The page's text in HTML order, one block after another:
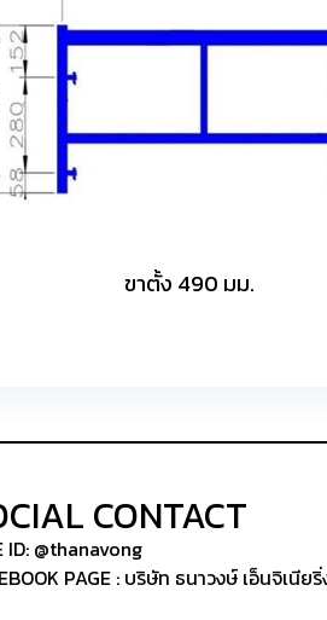
ขาตั้ง 490 มม.
CONTACT
ID: @thanavong
PAGE : บริษัท ธนาวงษ์ เอ็นจิเนีย